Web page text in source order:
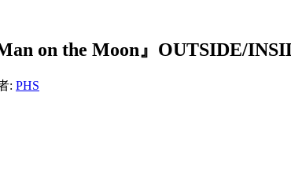
on the Moon』OUTSIDE/
: PHS